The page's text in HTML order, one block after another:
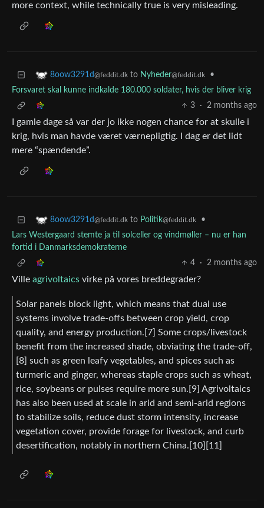
more context, while technically true is very misleading.
8oow3291d@feddit.dk to Nyheder@feddit.dk
•
Forsvaret skal kunne indkalde 180.000 soldater, hvis der bliver krig
3
· 2 months ago
I gamle dage så var der jo ikke nogen chance for at skulle i
krig, hvis man havde været værnepligtig. I dag er det lidt
mere “spændende”.
8oow3291d@feddit.dk to Politik@feddit.dk
•
Lars Westergaard stemte ja til solceller og vindmøller – nu er han
fortid i Danmarksdemokraterne
4
· 2 months ago
Ville agrivoltaics virke på vores breddegrader?
Solar panels block light, which means that dual use
systems involve trade-offs between crop yield, crop
quality, and energy production.[7] Some crops/livestock
benefit from the increased shade, obviating the trade-off,
[8] such as green leafy vegetables, and spices such as
turmeric and ginger, whereas staple crops such as wheat,
rice, soybeans or pulses require more sun.[9] Agrivoltaics
has also been used at scale in arid and semi-arid regions
to stabilize soils, reduce dust storm intensity, increase
vegetation cover, provide forage for livestock, and curb
desertification, notably in northern China.[10][11]